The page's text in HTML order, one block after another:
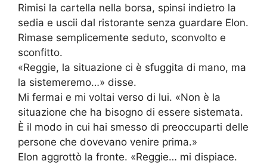
Rimisi la cartella nella borsa, spinsi indietro la
sedia e uscii dal ristorante senza guardare Elon.
Rimase semplicemente seduto, sconvolto e
sconfitto.
«Reggie, la situazione ci è sfuggita di mano, ma
la sistemeremo…» disse.
Mi fermai e mi voltai verso di lui. «Non è la
situazione che ha bisogno di essere sistemata.
È il modo in cui hai smesso di preoccuparti delle
persone che dovevano venire prima.»
Elon aggrottò la fronte. «Reggie… mi dispiace.